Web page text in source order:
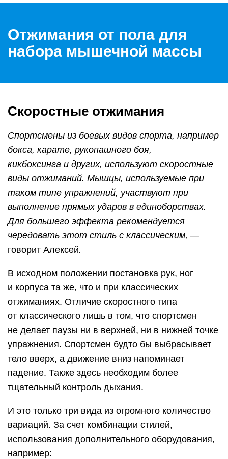
Отжимания от пола для
набора мышечной массы
Скоростные отжимания
Спортсмены из боевых видов спорта, например
бокса, карате, рукопашного боя,
кикбоксинга и других, используют скоростные
виды отжиманий. Мышцы, используемые при
таком типе упражнений, участвуют при
выполнение прямых ударов в единоборствах.
Для большего эффекта рекомендуется
чередовать этот стиль с классическим, —
говорит Алексей.
В исходном положении постановка рук, ног
и корпуса та же, что и при классических
отжиманиях. Отличие скоростного типа
от классического лишь в том, что спортсмен
не делает паузы ни в верхней, ни в нижней точке
упражнения. Спортсмен будто бы выбрасывает
тело вверх, а движение вниз напоминает
падение. Также здесь необходим более
тщательный контроль дыхания.
И это только три вида из огромного количество
вариаций. За счет комбинации стилей,
использования дополнительного оборудования,
например: